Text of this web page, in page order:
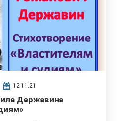
12.11.21
Державина